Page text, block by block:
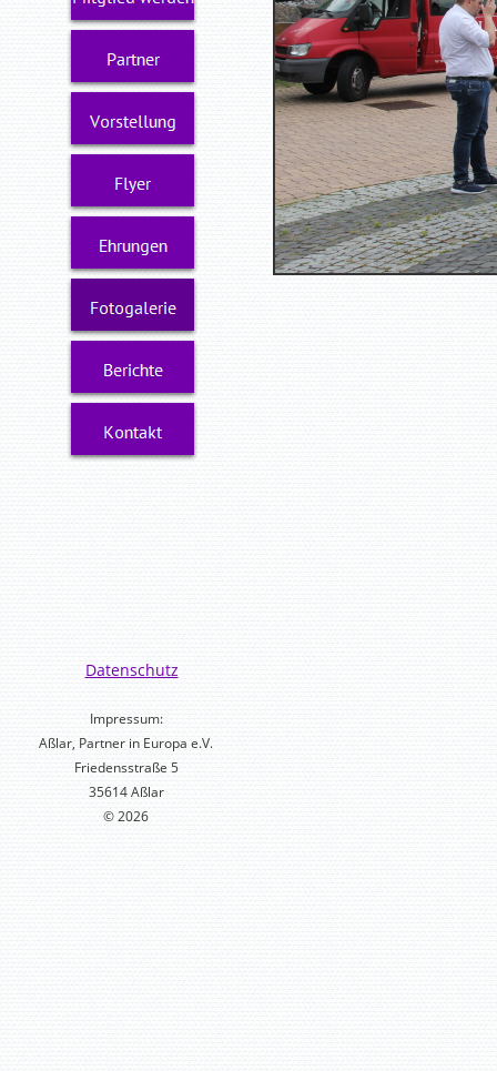
Impressum:
Aßlar, Partner in Europa e.V.
Friedensstraße 5
35614 Aßlar
© 2026
Datenschutz